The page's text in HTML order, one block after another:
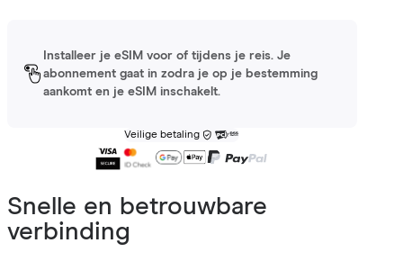
Installeer je eSIM voor of tijdens je reis. Je
abonnement gaat in zodra je op je bestemming
aankomt en je eSIM inschakelt.
Veilige betaling
Snelle en betrouwbare
verbinding